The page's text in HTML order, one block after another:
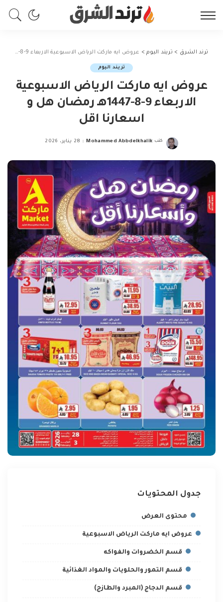
ترند الشرق > تريند اليوم> عروض ايه ماركت الرياض الاسبوعية الاربعاء 9-8-1447هـ رمضان هل و اسعارنا اقل
تريند اليوم
عروض ايه ماركت الرياض الاسبوعية
الاربعاء 9-8-1447هـ رمضان هل و
اسعارنا اقل
Posted
كتب Mohammed Abbdelkhalik 28 يناير، 2026
جدول المحتويات
محتوى العرض
عروض ايه ماركت الرياض الاسبوعية
قسم الخضروات والفواكه
قسم التمور والحلويات والمواد الغذائية
قسم الدجاج (المبرد والطازج)